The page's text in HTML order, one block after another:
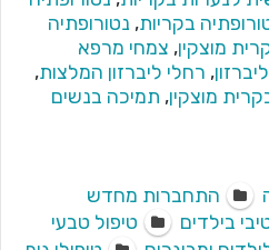
בקריות, נטורופתיה
מוצקין, צמחי מרפא
, רחלי ליברזון המלצות,
מוצקין, תמיכה בנשים
התחברות מחדש
בילדים
טיפול טבעי